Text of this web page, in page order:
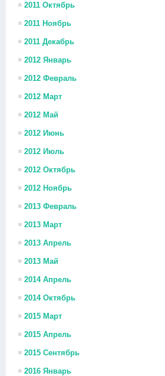
2011 Октябрь
2011 Ноябрь
2011 Декабрь
2012 Январь
2012 Февраль
2012 Март
2012 Май
2012 Июнь
2012 Июль
2012 Октябрь
2012 Ноябрь
2013 Февраль
2013 Март
2013 Апрель
2013 Май
2014 Апрель
2014 Октябрь
2015 Март
2015 Апрель
2015 Сентябрь
2016 Январь